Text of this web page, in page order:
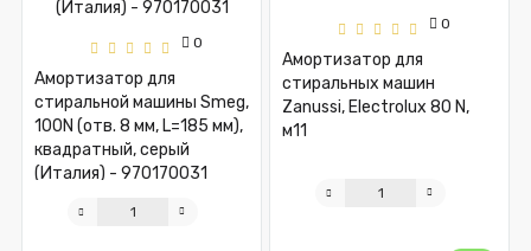
0
Амортизатор для
стиральной машины Smeg,
100N (отв. 8 мм, L=185 мм),
квадратный, серый
(Италия) - 970170031
0
Амортизатор для
стиральных машин
Zanussi, Electrolux 80 N,
м11